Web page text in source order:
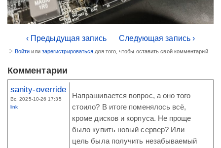
‹ Предыдущая запись Следующая запись ›
Войти или зарегистрироваться для того, чтобы оставить свой комментарий.
Комментарии
sanity-override
Вс, 2025-10-26 17:35
link
Напрашивается вопрос, а оно того
стоило? В итоге поменялось всё,
кроме дисков и корпуса. Не проще
было купить новый сервер? Или
цель была получить незабываемый